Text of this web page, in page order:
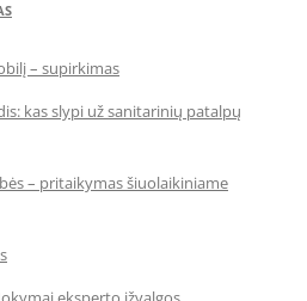
– supirkimas
kas slypi už sanitarinių patalpų
– pritaikymas šiuolaikiniame